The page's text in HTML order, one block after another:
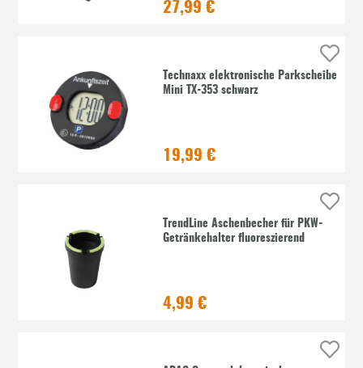
27,99 €
Technaxx elektronische Parkscheibe
Mini TX-353 schwarz
19,99 €
TrendLine Aschenbecher für PKW-
Getränkehalter fluoreszierend
4,99 €